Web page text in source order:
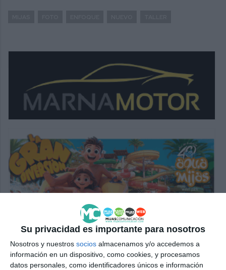
Su privacidad es importante para nosotros
Nosotros y nuestros socios almacenamos y/o accedemos a
información en un dispositivo, como cookies, y procesamos
datos personales, como identificadores únicos e información